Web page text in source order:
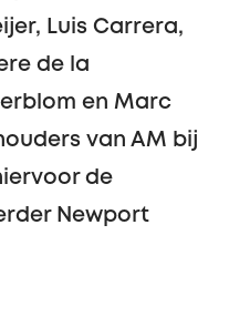
Luis Carrera,
de la
en Marc
van AM bij
de
Newport